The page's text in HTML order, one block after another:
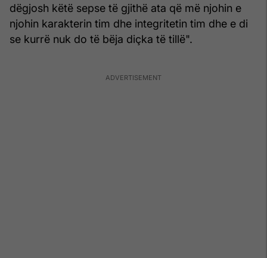
dëgjosh këtë sepse të gjithë ata që më njohin e
njohin karakterin tim dhe integritetin tim dhe e di
se kurrë nuk do të bëja diçka të tillë".